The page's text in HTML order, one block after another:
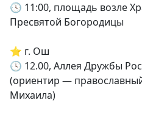
🕓 11:00, площадь возле
Пресвятой Богородицы
⭐️ г. Ош
🕓 12.00, Аллея Дружбы
(ориентир —
Михаила)